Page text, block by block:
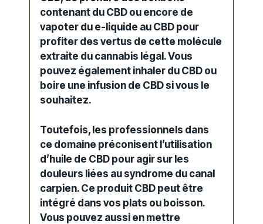
contenant du CBD ou encore de
vapoter du e-liquide au CBD pour
profiter des vertus de cette molécule
extraite du cannabis légal . Vous
pouvez également inhaler du CBD ou
boire une infusion de CBD si vous le
souhaitez.
Toutefois, les professionnels dans
ce domaine préconisent l’utilisation
d’huile de CBD pour agir sur les
douleurs liées au syndrome du canal
carpien. Ce produit CBD peut être
intégré dans vos plats ou boisson.
Vous pouvez aussi en mettre